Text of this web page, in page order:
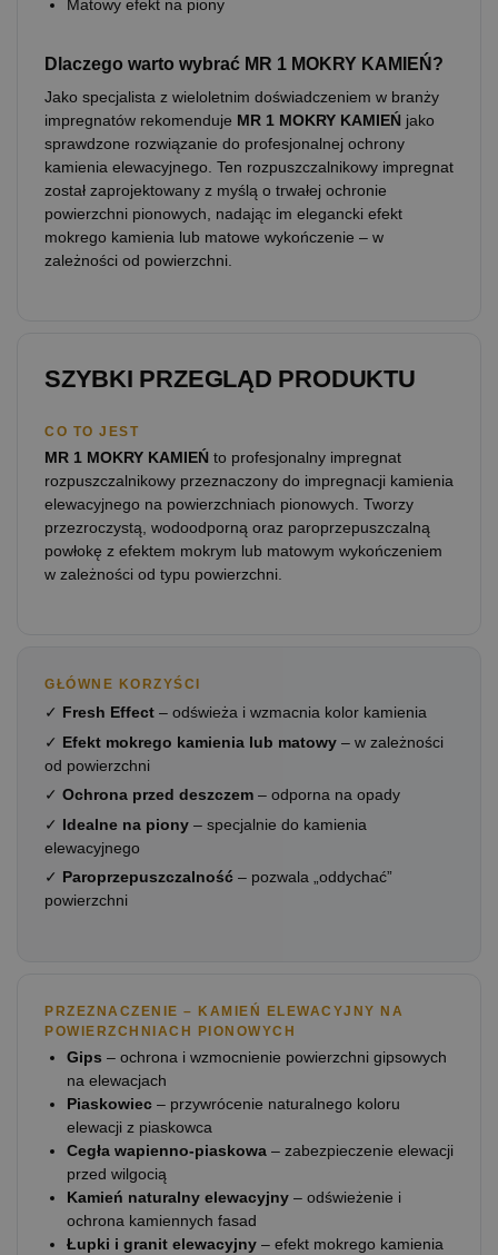
Matowy efekt na piony
Dlaczego warto wybrać MR 1 MOKRY KAMIEŃ?
Jako specjalista z wieloletnim doświadczeniem w branży
impregnatów rekomenduje MR 1 MOKRY KAMIEŃ jako
sprawdzone rozwiązanie do profesjonalnej ochrony
kamienia elewacyjnego. Ten rozpuszczalnikowy impregnat
został zaprojektowany z myślą o trwałej ochronie
powierzchni pionowych, nadając im elegancki efekt
mokrego kamienia lub matowe wykończenie – w
zależności od powierzchni.
SZYBKI PRZEGLĄD PRODUKTU
CO TO JEST
MR 1 MOKRY KAMIEŃ to profesjonalny impregnat
rozpuszczalnikowy przeznaczony do impregnacji kamienia
elewacyjnego na powierzchniach pionowych. Tworzy
przezroczystą, wodoodporną oraz paroprzepuszczalną
powłokę z efektem mokrym lub matowym wykończeniem
w zależności od typu powierzchni.
GŁÓWNE KORZYŚCI
✓ Fresh Effect – odświeża i wzmacnia kolor kamienia
✓ Efekt mokrego kamienia lub matowy – w zależności
od powierzchni
✓ Ochrona przed deszczem – odporna na opady
✓ Idealne na piony – specjalnie do kamienia
elewacyjnego
✓ Paroprzepuszczalność – pozwala „oddychać”
powierzchni
PRZEZNACZENIE – KAMIEŃ ELEWACYJNY NA
POWIERZCHNIACH PIONOWYCH
Gips – ochrona i wzmocnienie powierzchni gipsowych
na elewacjach
Piaskowiec – przywrócenie naturalnego koloru
elewacji z piaskowca
Cegła wapienno-piaskowa – zabezpieczenie elewacji
przed wilgocią
Kamień naturalny elewacyjny – odświeżenie i
ochrona kamiennych fasad
Łupki i granit elewacyjny – efekt mokrego kamienia